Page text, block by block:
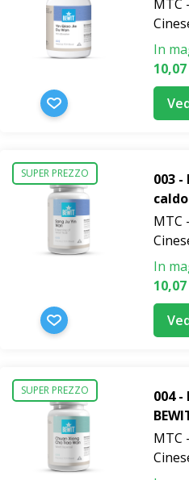
varia ed equilibrata. Non
raccomandato. I prodotti
donne in gravidanza e in
diversamente specificato.
bambini.
MTC
In
SUPER PREZZO
003
caldo
MTC
In
SUPER PREZZO
004
MTC